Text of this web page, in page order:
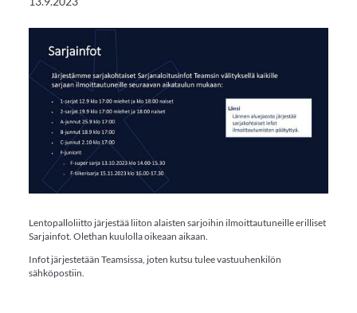
Lentopalloliitto järjestää liiton alaisten sarjoihin ilmoittautuneille erilliset
Sarjainfot. Olethan kuulolla oikeaan aikaan.
Infot järjestetään Teamsissa, joten kutsu tulee vastuuhenkilön
sähköpostiin.